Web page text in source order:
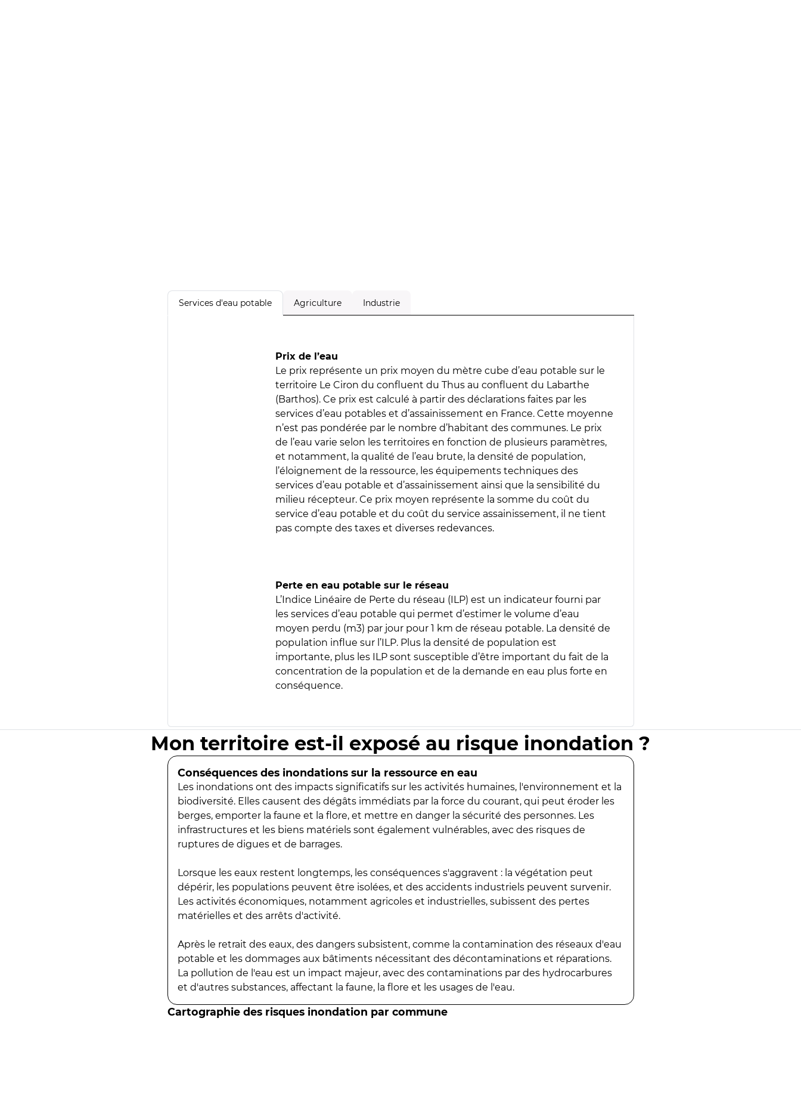
Services d'eau potable Agriculture Industrie
Prix de l’eau
Le prix représente un prix moyen du mètre cube d’eau potable sur le
territoire Le Ciron du confluent du Thus au confluent du Labarthe
(Barthos). Ce prix est calculé à partir des déclarations faites par les
services d’eau potables et d’assainissement en France. Cette moyenne
n’est pas pondérée par le nombre d’habitant des communes. Le prix
de l’eau varie selon les territoires en fonction de plusieurs paramètres,
et notamment, la qualité de l’eau brute, la densité de population,
l’éloignement de la ressource, les équipements techniques des
services d’eau potable et d’assainissement ainsi que la sensibilité du
milieu récepteur. Ce prix moyen représente la somme du coût du
service d’eau potable et du coût du service assainissement, il ne tient
pas compte des taxes et diverses redevances.
Perte en eau potable sur le réseau
L’Indice Linéaire de Perte du réseau (ILP) est un indicateur fourni par
les services d’eau potable qui permet d’estimer le volume d’eau
moyen perdu (m3) par jour pour 1 km de réseau potable. La densité de
population influe sur l’ILP. Plus la densité de population est
importante, plus les ILP sont susceptible d’être important du fait de la
concentration de la population et de la demande en eau plus forte en
conséquence.
Mon territoire est-il exposé au risque inondation ?
Conséquences des inondations sur la ressource en eau
Les inondations ont des impacts significatifs sur les activités humaines, l'environnement et la
biodiversité. Elles causent des dégâts immédiats par la force du courant, qui peut éroder les
berges, emporter la faune et la flore, et mettre en danger la sécurité des personnes. Les
infrastructures et les biens matériels sont également vulnérables, avec des risques de
ruptures de digues et de barrages.
Lorsque les eaux restent longtemps, les conséquences s'aggravent : la végétation peut
dépérir, les populations peuvent être isolées, et des accidents industriels peuvent survenir.
Les activités économiques, notamment agricoles et industrielles, subissent des pertes
matérielles et des arrêts d'activité.
Après le retrait des eaux, des dangers subsistent, comme la contamination des réseaux d'eau
potable et les dommages aux bâtiments nécessitant des décontaminations et réparations.
La pollution de l'eau est un impact majeur, avec des contaminations par des hydrocarbures
et d'autres substances, affectant la faune, la flore et les usages de l'eau.
Cartographie des risques inondation par commune